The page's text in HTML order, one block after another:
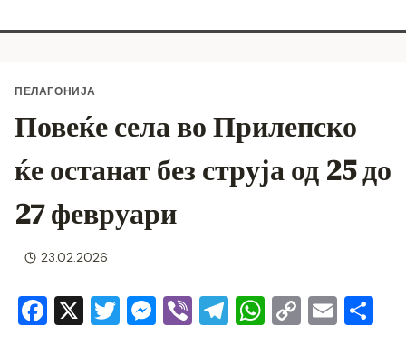
ПЕЛАГОНИЈА
Повеќе села во Прилепско
ќе останат без струја од 25 до
27 февруари
23.02.2026
F X T M Vi T W C E